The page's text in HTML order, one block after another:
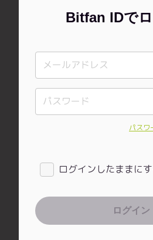
Bitfan IDで
パスワ
ログインしたままに